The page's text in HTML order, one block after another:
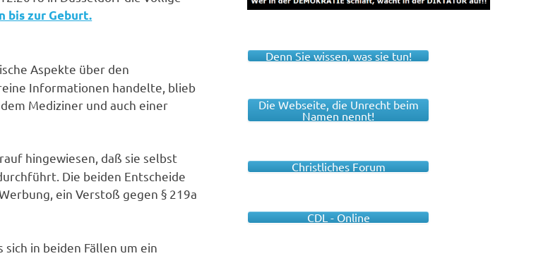
bis zur Geburt.
Aspekte über den
Informationen handelte, blieb
Mediziner und auch einer
hingewiesen, daß sie selbst
Die beiden Entscheide
ein Verstoß gegen § 219a
sich in beiden Fällen um ein
Denn Sie wissen, was sie tun!
Die Webseite, die Unrecht beim
Namen nennt!
Christliches Forum
CDL - Online